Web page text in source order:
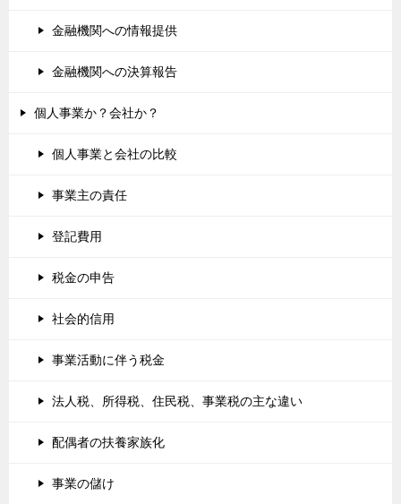
金融機関への情報提供
金融機関への決算報告
個人事業か？会社か？
個人事業と会社の比較
事業主の責任
登記費用
税金の申告
社会的信用
事業活動に伴う税金
法人税、所得税、住民税、事業税の主な違い
配偶者の扶養家族化
事業の儲け